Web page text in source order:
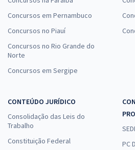
Concursos em Pernambuco
Concursos no Piauí
Concursos no Rio Grande do
Norte
Concursos em Sergipe
CONTEÚDO JURÍDICO
Consolidação das Leis do
Trabalho
Constituição Federal
PC